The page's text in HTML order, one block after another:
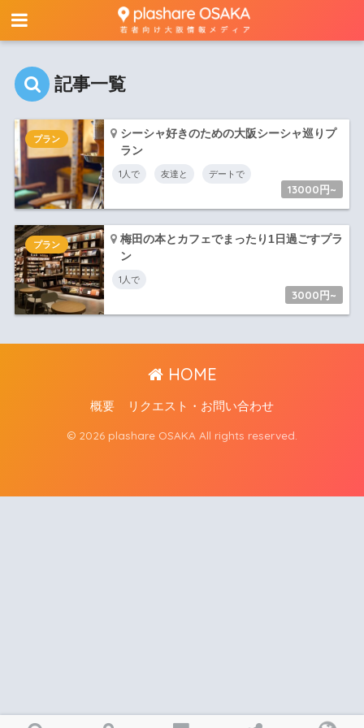
記事一覧
シーシャ好きのための大阪シーシャ巡りプ
ラン
1人で 友達と デートで
13000円~
プラン
梅田の本とカフェでまったり1日過ごすプラ
ン
1人で
3000円~
プラン
HOME
概要 リクエスト・お問い合わせ
© 2026 plashare OSAKA All rights reserved.